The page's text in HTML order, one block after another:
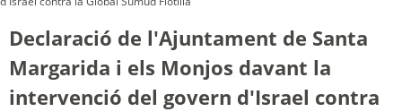
Declaració de l'Ajuntament de Santa
Margarida i els Monjos davant la
intervenció del govern d'Israel contra